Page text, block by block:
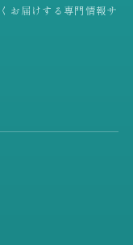
お届けする専門情報サ